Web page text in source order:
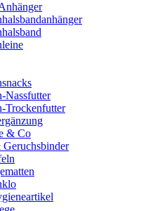
Nassfutter
Trockenfutter
& Co